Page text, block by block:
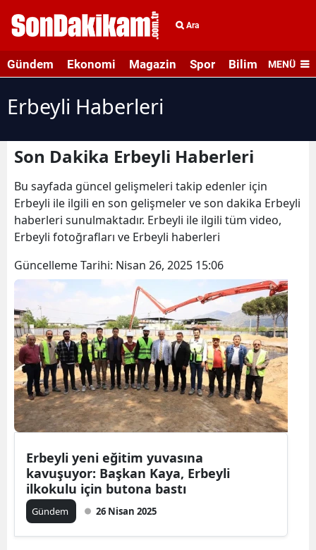
Ara
Gündem Ekonomi Magazin Spor Bilim veMENÜ
Erbeyli Haberleri
Son Dakika Erbeyli Haberleri
Bu sayfada güncel gelişmeleri takip edenler için
Erbeyli ile ilgili en son gelişmeler ve son dakika Erbeyli
haberleri sunulmaktadır. Erbeyli ile ilgili tüm video,
Erbeyli fotoğrafları ve Erbeyli haberleri
Güncelleme Tarihi: Nisan 26, 2025 15:06
Erbeyli yeni eğitim yuvasına
kavuşuyor: Başkan Kaya, Erbeyli
ilkokulu için butona bastı
Gündem 26 Nisan 2025